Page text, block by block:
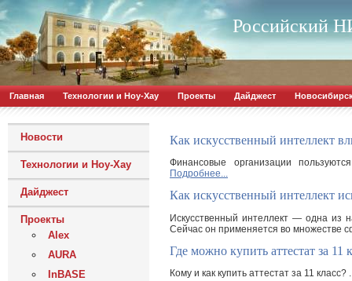
Российский
Главная Технологии и Ноу-Хау Проекты Дайджест
Новости
Технологии и Ноу-Хау
Дайджест
Проекты
Alex
AURA
InBASE
Как искусственный интеллект
Финансовые организации
Подробнее...
Как искусственный интеллект
Искусственный интеллект — одна из
Сейчас он применяется во множестве
Где можно купить аттестат за 11
Кому и как купить аттестат за 11 класс?